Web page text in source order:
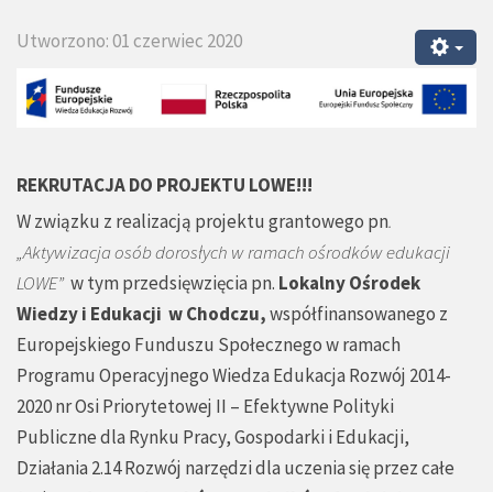
Utworzono: 01 czerwiec 2020
REKRUTACJA DO PROJEKTU LOWE!!!
W związku z realizacją projektu grantowego pn.
„Aktywizacja osób dorosłych w ramach ośrodków edukacji
LOWE”w tym przedsięwzięcia pn. Lokalny Ośrodek
Wiedzy i Edukacji w Chodczu,współfinansowanego z
Europejskiego Funduszu Społecznego w ramach
Programu Operacyjnego Wiedza Edukacja Rozwój 2014-
2020 nr Osi Priorytetowej II – Efektywne Polityki
Publiczne dla Rynku Pracy, Gospodarki i Edukacji,
Działania 2.14 Rozwój narzędzi dla uczenia się przez całe